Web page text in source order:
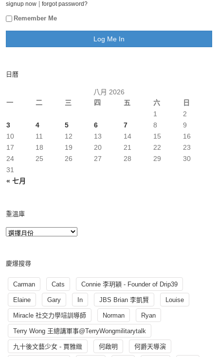
signup now forgot password?
Remember Me
日曆
八月 2026
一
二 三 四 五 六 日
« 七月
1
2
3
4 5 6 7 8
9
10
11 12 13 14 15
16
17
18 19 20 21 22
23
24
25 26 27 28 29
30
31
重溫庫
慶爆搜尋
Carman Cats Connie 李玥穎 - Founder of Drip39
Elaine Gary In JBS Brian 李凱賢 Louise
Miracle 社交力學培訓導師 Norman Ryan
Terry Wong 王總講軍事@TerryWongmilitarytalk
九十後文藝少女 - 賈雅緻 何啟明 何爵天導演